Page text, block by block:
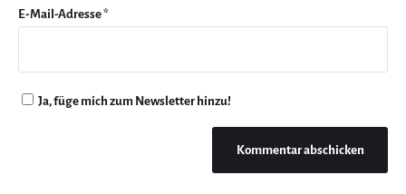
E-Mail-Adresse*
Ja, füge mich zum Newsletter hinzu!